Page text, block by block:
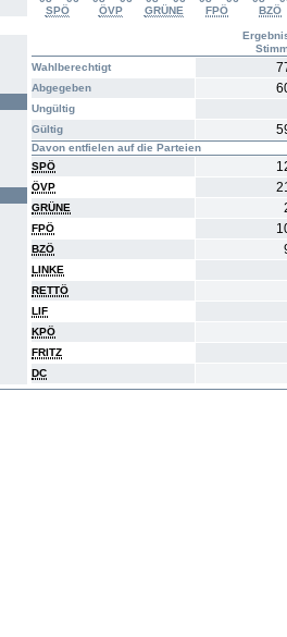
SPÖ
ÖVP GRÜNE FPÖ BZÖ
Wahlberechtigt
Abgegeben
Ungültig
Gültig
Davon entfielen auf die Parteien
SPÖ
ÖVP
GRÜNE
FPÖ
BZÖ
LINKE
RETTÖ
LIF
KPÖ
FRITZ
DC